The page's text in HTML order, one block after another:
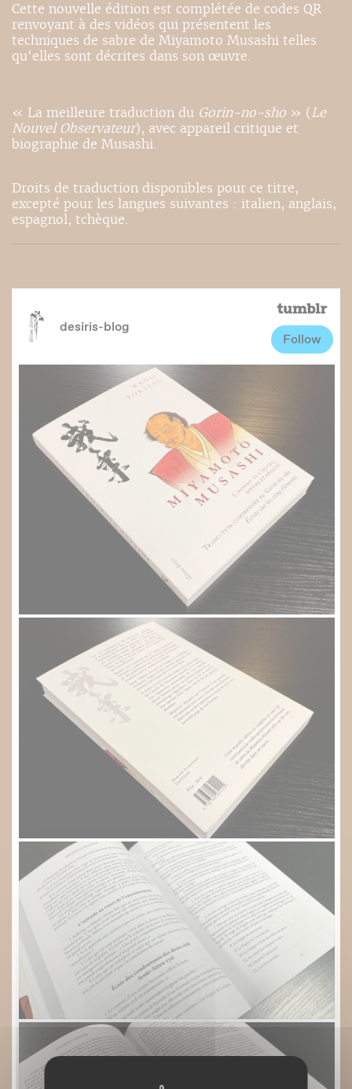
Cette nouvelle édition est complétée de codes QR
renvoyant à des vidéos qui présentent les
techniques de sabre de Miyamoto Musashi telles
qu'elles sont décrites dans son œuvre.
« La meilleure traduction du Gorin-no-sho » (Le
Nouvel Observateur), avec appareil critique et
biographie de Musashi.
Droits de traduction disponibles pour ce titre,
excepté pour les langues suivantes : italien, anglais,
espagnol, tchèque.